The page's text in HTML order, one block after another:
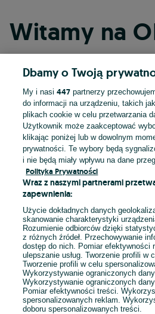
Witamy na
Kontynuuj przez
Kontynuuj
Kontynuuj przez
LUB
E-mail
Hasło
Dbamy o Twoją
My i nasi447 partnerzy
do informacji na urządzeniu, takich
plikach cookie w celu przetwarzania
Użytkownik może zaakceptować
klikając poniżej lub w dowolnym
prywatności. Te wybory będą
i nie będą miały wpływu na dane
Polityka Prywatności
Wraz z naszymi partnerami
zapewnienia:
Użycie dokładnych danych
skanowanie charakterystyki
Rozumienie odbiorców dzięki
z różnych źródeł. Przechowywanie
dostęp do nich. Pomiar efektywności
ulepszanie usług. Tworzenie profili w
Tworzenie profili w celu
Wykorzystywanie ograniczonych
Wykorzystywanie ograniczonych
Pomiar efektywności treści.
spersonalizowanych reklam.
doboru spersonalizowanych treści.